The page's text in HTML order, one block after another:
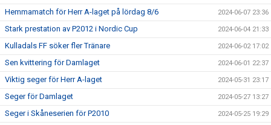
Hemmamatch för Herr A-laget på lördag 8/6 2024-06-07 23:36
Stark prestation av P2012 i Nordic Cup 2024-06-04 21:33
Kulladals FF söker fler Tränare 2024-06-02 17:02
Sen kvittering för Damlaget 2024-06-01 22:37
Viktig seger för Herr A-laget 2024-05-31 23:17
Seger för Damlaget 2024-05-27 13:27
Seger i Skåneserien för P2010 2024-05-25 19:29